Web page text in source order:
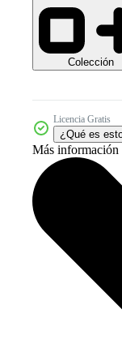
Colección
Licencia Gratis
¿Qué es
Más información